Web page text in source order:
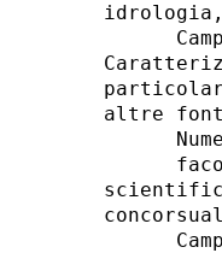
altre